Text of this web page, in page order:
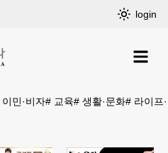
login
이민·비자# 교육# 생활·문화# 라이프